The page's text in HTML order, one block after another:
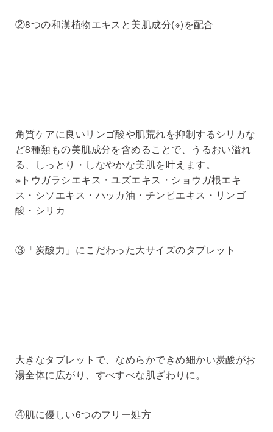
②8つの和漢植物エキスと美肌成分(※)を配合
角質ケアに良いリンゴ酸や肌荒れを抑制するシリカな
ど8種類もの美肌成分を含めることで、うるおい溢れ
る、しっとり・しなやかな美肌を叶えます。
※トウガラシエキス・ユズエキス・ショウガ根エキ
ス・シソエキス・ハッカ油・チンピエキス・リンゴ
酸・シリカ
③「炭酸力」にこだわった大サイズのタブレット
大きなタブレットで、なめらかできめ細かい炭酸がお
湯全体に広がり、すべすべな肌ざわりに。
④肌に優しい6つのフリー処方